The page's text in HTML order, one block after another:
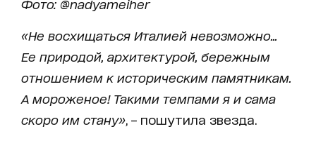
Фото: @nadyameiher
«Не восхищаться Италией невозможно...
Ее природой, архитектурой, бережным
отношением к историческим памятникам.
А мороженое! Такими темпами я и сама
скоро им стану» , – пошутила звезда.